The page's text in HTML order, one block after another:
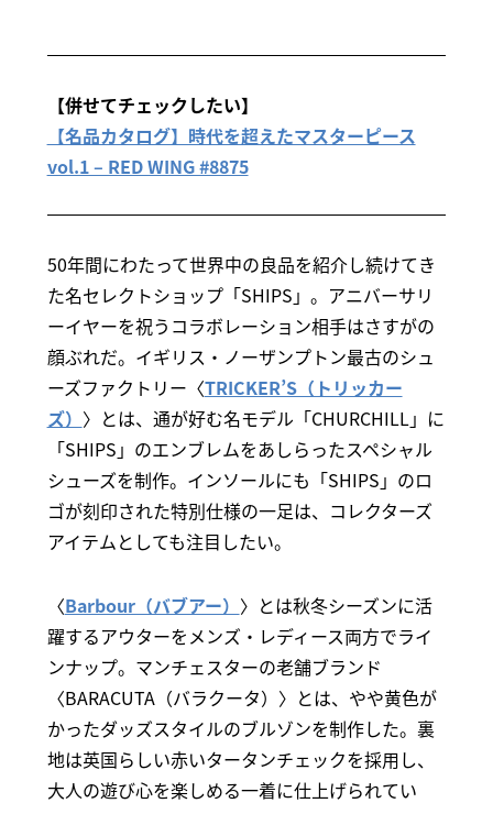
【併せてチェックしたい】
【名品カタログ】時代を超えたマスターピース
vol.1 – RED WING #8875
50年間にわたって世界中の良品を紹介し続けてき
た名セレクトショップ「SHIPS」。アニバーサリ
ーイヤーを祝うコラボレーション相手はさすがの
顔ぶれだ。イギリス・ノーザンプトン最古のシュ
ーズファクトリー〈TRICKER’S（トリッカー
ズ） 〉とは、通が好む名モデル「CHURCHILL」に
「SHIPS」のエンブレムをあしらったスペシャル
シューズを制作。インソールにも「SHIPS」のロ
ゴが刻印された特別仕様の一足は、コレクターズ
アイテムとしても注目したい。
〈Barbour（バブアー） 〉とは秋冬シーズンに活
躍するアウターをメンズ・レディース両方でライ
ンナップ。マンチェスターの老舗ブランド
〈BARACUTA（バラクータ）〉とは、やや黄色が
かったダッズスタイルのブルゾンを制作した。裏
地は英国らしい赤いタータンチェックを採用し、
大人の遊び心を楽しめる一着に仕上げられてい